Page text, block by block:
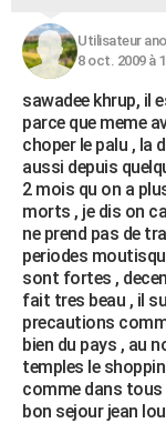
Utilisateur
8 oct. 2009 à
sawadee khrup, il
parce que meme
choper le palu , la
aussi depuis
2 mois qu on a
morts , je dis on
ne prend pas de
periodes
sont fortes ,
fait tres beau , il
precautions
bien du pays , au
temples le
comme dans
bon sejour jean